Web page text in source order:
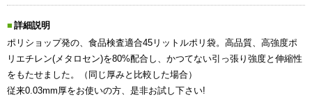
詳細説明
ポリショップ発の、食品検査適合45リットルポリ袋。高品質、高強度ポ
リエチレン(メタロセン)を80%配合し、かつてない引っ張り強度と伸縮性
をもたせました。（同じ厚みと比較した場合）
従来0.03mm厚をお使いの方、是非お試し下さい!